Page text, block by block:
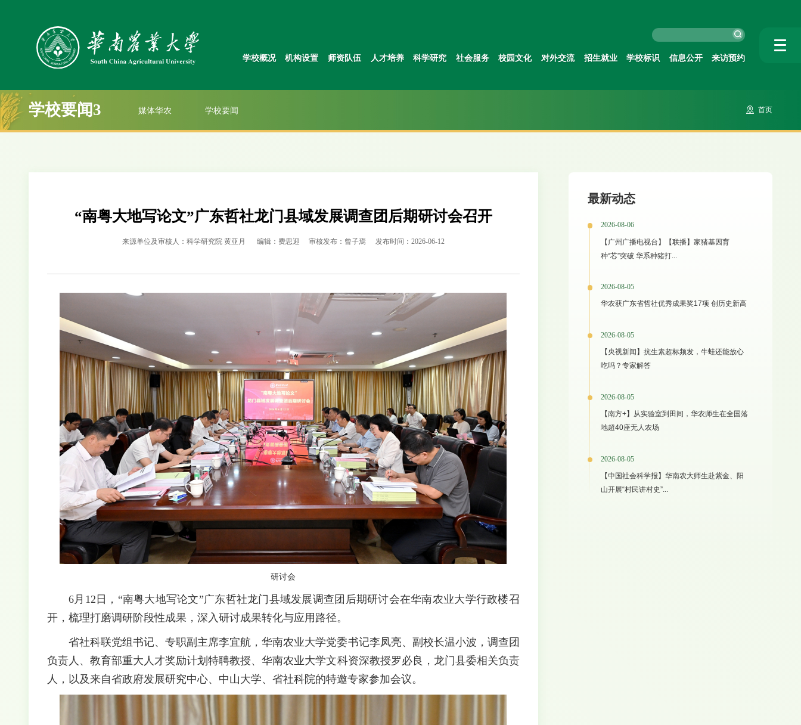
学校概况 机构设置 师资队伍 人才培养 科学研究 社会服务 校园文化 对外交流 招生就业 学校标识 信息公开 来访预约
学校要闻3 媒体华农 学校要闻 首页
“南粤大地写论文”广东哲社龙门县域发展调查团后期研讨会召开
来源单位及审核人：科学研究院 黄亚月 编辑：费思迎 审核发布：曾子焉 发布时间：2026-06-12
研讨会
6月12日，“南粤大地写论文”广东哲社龙门县域发展调查团后期研讨会在华南农业大学行政楼召
开，梳理打磨调研阶段性成果，深入研讨成果转化与应用路径。
省社科联党组书记、专职副主席李宜航，华南农业大学党委书记李凤亮、副校长温小波，调查团
负责人、教育部重大人才奖励计划特聘教授、华南农业大学文科资深教授罗必良，龙门县委相关负责
人，以及来自省政府发展研究中心、中山大学、省社科院的特邀专家参加会议。
最新动态
2026-08-06
【广州广播电视台】【联播】家猪基因育
种“芯”突破 华系种猪打...
2026-08-05
华农获广东省哲社优秀成果奖17项 创历史新高
2026-08-05
【央视新闻】抗生素超标频发，牛蛙还能放心
吃吗？专家解答
2026-08-05
【南方+】从实验室到田间，华农师生在全国落
地超40座无人农场
2026-08-05
【中国社会科学报】华南农大师生赴紫金、阳
山开展“村民讲村史”...